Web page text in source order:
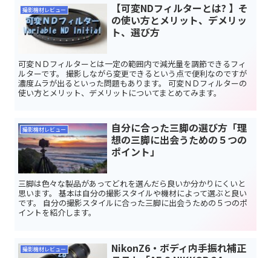
撮影機材レビュー
【可変NDフィルターとは? 】そ
の使い方とメリット、デメリッ
ト、選び方
可変ＮＤフィルターとは一定の範囲内で減光量を調節できるフィ
ルターです。 撮影しながら変更できるという点で便利なのですが
濃度ムラが出るといった問題もあります。 可変ＮＤフィルターの
使い方とメリット、デメリットについてまとめてみます。
撮影機材レビュー
自分に合った三脚の選び方「理
想の三脚に出会うための５つの
ポイント」
三脚は色々な製品があってどれを選んだら良いか分かりにくいと
思います。 基本は自分の撮影スタイルや機材によって選ぶと良い
です。 自分の撮影スタイルに合った三脚に出会うための５つのポ
イントを紹介します。
撮影機材レビュー
NikonZ6・ボディ内手振れ補正